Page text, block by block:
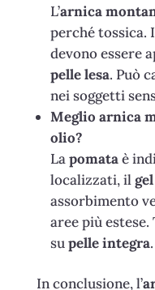
L’arnica
perché tossica.
devono essere
pelle lesa. Può
nei soggetti
Meglio arnica
olio?
Lapomataè
localizzati, ilgel
assorbimento
aree più
supelle integra.
In conclusione, l’